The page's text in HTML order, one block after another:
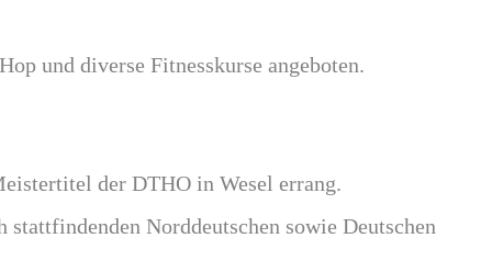
und diverse Fitnesskurse angeboten.
der DTHO in Wesel errang.
Norddeutschen sowie Deutschen